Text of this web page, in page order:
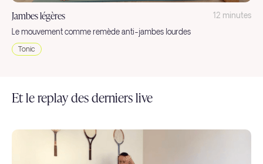
Jambes légères
12 minutes
Le mouvement comme remède anti-jambes lourdes
Tonic
Et le replay des derniers live